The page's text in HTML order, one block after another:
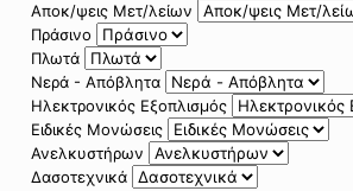
Αποκ/ψεις Μετ/λείων
Πράσινο
Πλωτά
Νερά - Απόβλητα
Ηλεκτρονικός Εξοπλισμός
Ειδικές Μονώσεις
Ανελκυστήρων
Δασοτεχνικά